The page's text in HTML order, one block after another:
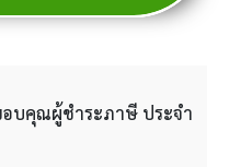
บคุณผู้ชำระภาษี ประจำ